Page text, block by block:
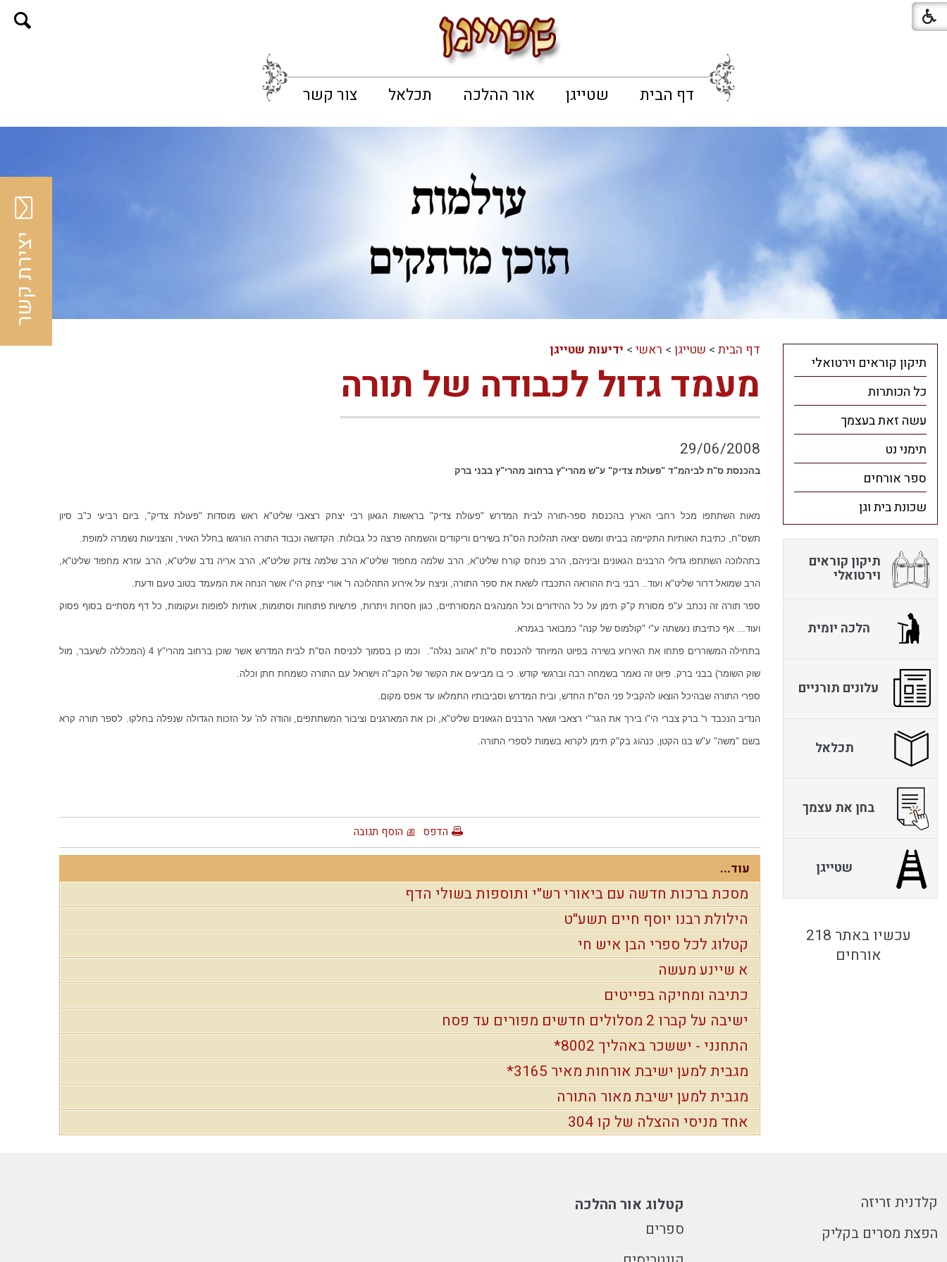
דף הבית שטייגן אור ההלכה תכלאל צור קשר
דף הבית> שטייגן> ראשי> ידיעות שטייגן
מעמד גדול לכבודה של תורה
29/06/2008
בהכנסת ס"ת לביהמ"ד "פעולת צדיק" ע"ש מהרי"ץ ברחוב מהרי"ץ בבני ברק
מאות השתתפו מכל רחבי הארץ בהכנסת ספר-תורה לבית המדרש "פעולת צדיק" בראשות הגאון רבי יצחק רצאבי שליט"א ראש מוסדות "פעולת צדיק", ביום רביעי כ"ב סיון
תשס"ח, כתיבת האותיות התקיימה בביתו ומשם יצאה תהלוכת הס"ת בשירים וריקודים והשמחה פרצה כל גבולות. הקדושה וכבוד התורה הורגשו בחלל האויר, והצניעות נשמרה למופת.
בתהלוכה השתתפו גדולי הרבנים הגאונים וביניהם, הרב פנחס קורח שליט"א, הרב שלמה מחפוד שליט"א הרב שלמה צדוק שליט"א, הרב אריה נדב שליט"א, הרב עזרא מחפוד שליט"א,
הרב שמואל דרור שליט"א ועוד.. רבני בית ההוראה התכבדו לשאת את ספר התורה, וניצח על אירוע התהלוכה ר' אורי יצחק הי"ו אשר הנחה את המעמד בטוב טעם ודעת.
ספר תורה זה נכתב ע"פ מסורת ק"ק תימן על כל ההידורים וכל המנהגים המסורתיים, כגון חסרות ויתרות, פרשיות פתוחות וסתומות, אותיות לפופות ועקומות, כל דף מסתיים בסוף פסוק
ועוד... אף כתיבתו נעשתה ע"י "קולמוס של קנה" כמבואר בגמרא.
בתחילה המשוררים פתחו את האירוע בשירה בפיוט המיוחד להכנסת ס"ת "אהוב נגלה". וכמו כן בסמוך לכניסת הס"ת לבית המדרש אשר שוכן ברחוב מהרי"ץ 4 (המכללה לשעבר, מול
שוק השומר) בבני ברק. פיוט זה נאמר בשמחה רבה וברגשי קודש. כי בו מביעים את הקשר של הקב"ה וישראל עם התורה כשמחת חתן וכלה.
ספרי התורה שבהיכל הוצאו להקביל פני הס"ת החדש, ובית המדרש וסביבותיו התמלאו עד אפס מקום.
הנדיב הנכבד ר' ברק צברי הי"ו בירך את הגר"י רצאבי ושאר הרבנים הגאונים שליט"א, וכן את המארגנים וציבור המשתתפים, והודה לה' על הזכות הגדולה שנפלה בחלקו. לספר תורה קרא
בשם "משה" ע"ש בנו הקטן, כנהוג בק"ק תימן לקרוא בשמות לספרי התורה.
הדפס הוסף תגובה
עוד...
מסכת ברכות חדשה עם ביאורי רש"י ותוספות בשולי הדף
הילולת רבנו יוסף חיים תשע"ט
קטלוג לכל ספרי הבן איש חי
א שיינע מעשה
כתיבה ומחיקה בפייטים
ישיבה על קברו 2 מסלולים חדשים מפורים עד פסח
התחנני - יששכר באהליך 8002*
מגבית למען ישיבת אורחות מאיר 3165*
מגבית למען ישיבת מאור התורה
אחד מניסי ההצלה של קו 304
תיקון קוראים וירטואלי
כל הכותרות
עשה זאת בעצמך
תימני נט
ספר אורחים
שכונת בית וגן
תיקון קוראים
וירטואלי
הלכה יומית
עלונים תורניים
תכלאל
בחן את עצמך
שטייגן
עכשיו באתר 218
אורחים
קלדנית זריזה
הפצת מסרים בקליק
קטלוג אור ההלכה
ספרים
יצירת קשר